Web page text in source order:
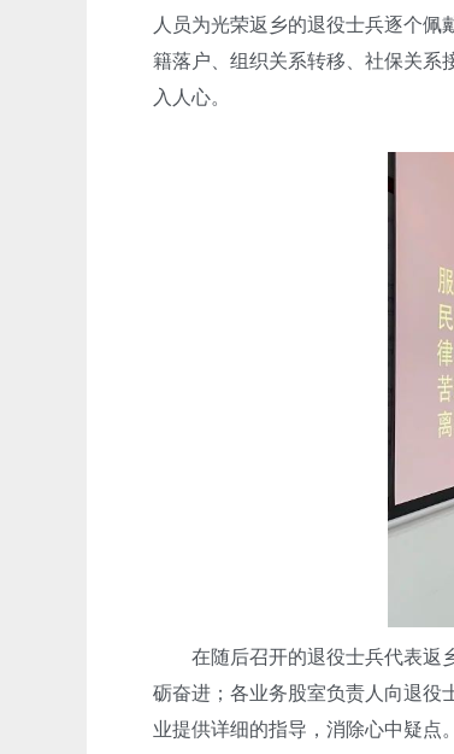
人员为光荣返乡的退役士兵逐个
籍落户、组织关系转移、社保关系
入人心。
在随后召开的退役士兵代表返乡
砺奋进；各业务股室负责人向退役
业提供详细的指导，消除心中疑点